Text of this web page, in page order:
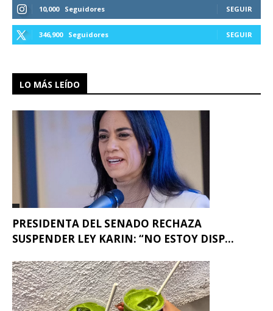
10,000 Seguidores SEGUIR
346,900 Seguidores SEGUIR
LO MÁS LEÍDO
PRESIDENTA DEL SENADO RECHAZA
SUSPENDER LEY KARIN: “NO ESTOY DISP...